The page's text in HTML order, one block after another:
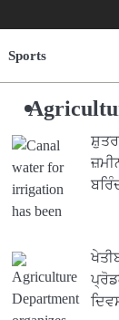
Sports